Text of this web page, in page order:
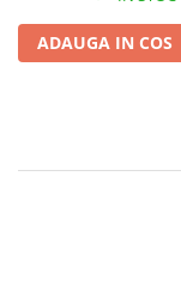
ADAUGA IN COS